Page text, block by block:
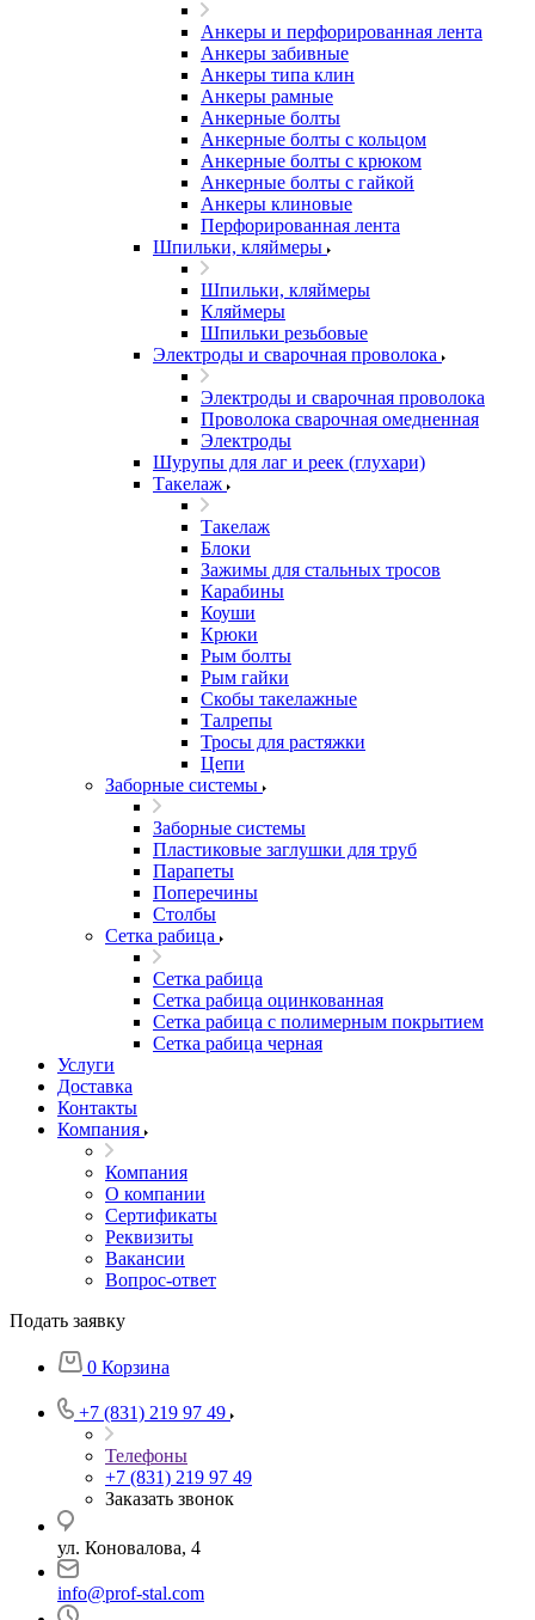
Анкеры и перфорированная лента
Анкеры забивные
Анкеры типа клин
Анкеры рамные
Анкерные болты
Анкерные болты с кольцом
Анкерные болты с крюком
Анкерные болты с гайкой
Анкеры клиновые
Перфорированная лента
Шпильки, кляймеры
Шпильки, кляймеры
Кляймеры
Шпильки резьбовые
Электроды и сварочная проволока
Электроды и сварочная проволока
Проволока сварочная омедненная
Электроды
Шурупы для лаг и реек (глухари)
Такелаж
Такелаж
Блоки
Зажимы для стальных тросов
Карабины
Коуши
Крюки
Рым болты
Рым гайки
Скобы такелажные
Талрепы
Тросы для растяжки
Цепи
Заборные системы
Заборные системы
Пластиковые заглушки для труб
Парапеты
Поперечины
Столбы
Сетка рабица
Сетка рабица
Сетка рабица оцинкованная
Сетка рабица с полимерным покрытием
Сетка рабица черная
Услуги
Доставка
Контакты
Компания
Компания
О компании
Сертификаты
Реквизиты
Вакансии
Вопрос-ответ
Подать заявку
0 Корзина
+7 (831) 219 97 49
Телефоны
+7 (831) 219 97 49
Заказать звонок
ул. Коновалова, 4
info@prof-stal.com